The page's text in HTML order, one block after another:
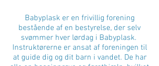
Babyplask er en frivillig forening
bestående af en bestyrelse, der selv
svømmer hver lørdag i Babyplask.
Instruktørerne er ansat af foreningen til
at guide dig og dit barn i vandet. De har